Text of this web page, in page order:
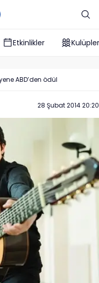
Etkinlikler Kulüpler
ABD’den ödül
28 Şubat 2014 20:20